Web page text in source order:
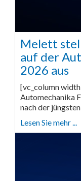
Melett
auf der
2026 aus
[vc_column
Automechanika
nach der
Lesen Sie mehr ...